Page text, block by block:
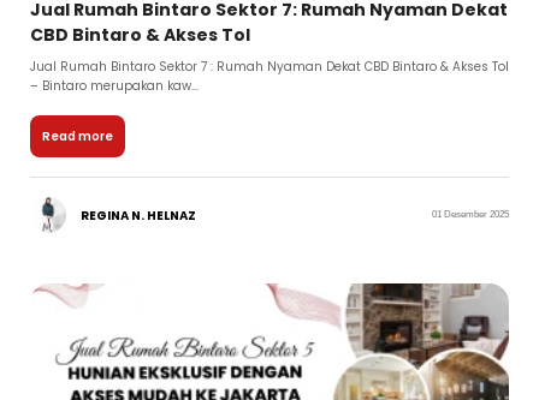
Jual Rumah Bintaro Sektor 7: Rumah Nyaman Dekat
CBD Bintaro & Akses Tol
Jual Rumah Bintaro Sektor 7 : Rumah Nyaman Dekat CBD Bintaro & Akses Tol
– Bintaro merupakan kaw...
Read more
REGINA N. HELNAZ 01 Desember 2025